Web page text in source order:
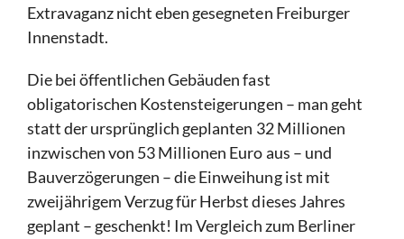
Extravaganz nicht eben gesegneten Freiburger
Innenstadt.
Die bei öffentlichen Gebäuden fast
obligatorischen Kostensteigerungen – man geht
statt der ursprünglich geplanten 32 Millionen
inzwischen von 53 Millionen Euro aus – und
Bauverzögerungen – die Einweihung ist mit
zweijährigem Verzug für Herbst dieses Jahres
geplant – geschenkt! Im Vergleich zum Berliner